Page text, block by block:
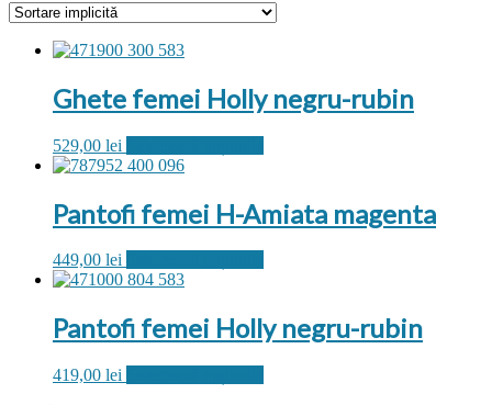
Ghete femei Holly negru-rubin
529,00 lei
mai
multe
alese
în
pagina
produsului.
Pantofi femei H-Amiata magenta
449,00 lei
multe
Pantofi femei Holly negru-rubin
419,00 lei